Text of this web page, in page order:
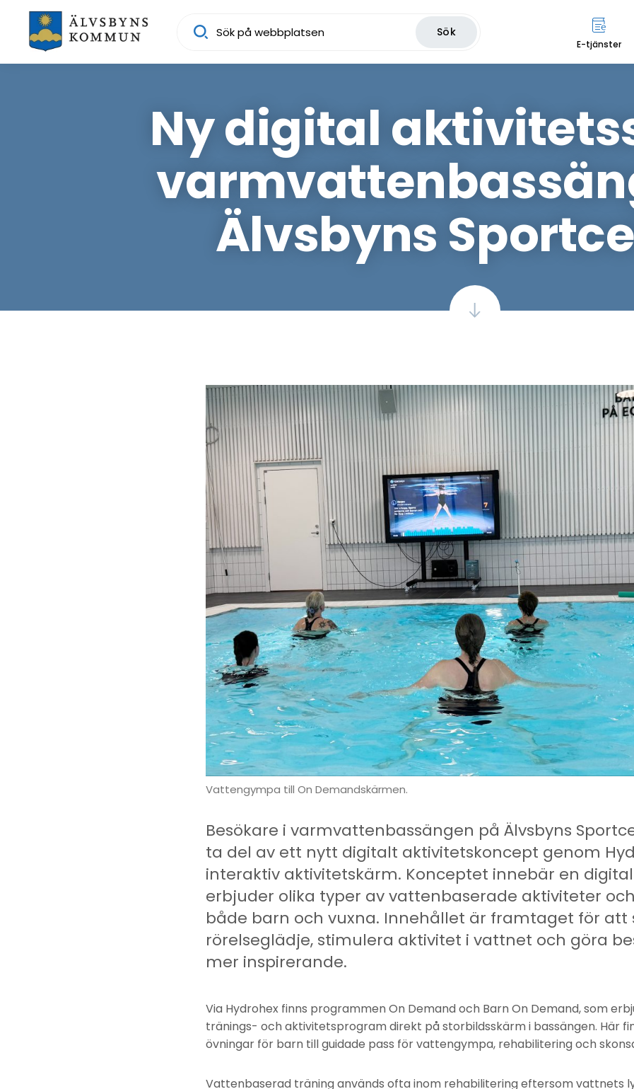
Sök
E-tjänster
Ny digital
Älvsbyns
Vattengympa till On Demandskärmen.
Besökare i varmvattenbassängen på Älvsbyns
ta del av ett nytt digitalt aktivitetskoncept genom
interaktiv aktivitetskärm. Konceptet innebär en
erbjuder olika typer av vattenbaserade aktiviteter
både barn och vuxna. Innehållet är framtaget för att
rörelseglädje, stimulera aktivitet i vattnet och göra
mer inspirerande.
Via Hydrohex finns programmen On Demand och Barn On Demand, som
tränings- och aktivitetsprogram direkt på storbildsskärm i bassängen. Här
övningar för barn till guidade pass för vattengympa, rehabilitering och
Vattenbaserad träning används ofta inom rehabilitering eftersom vattnets